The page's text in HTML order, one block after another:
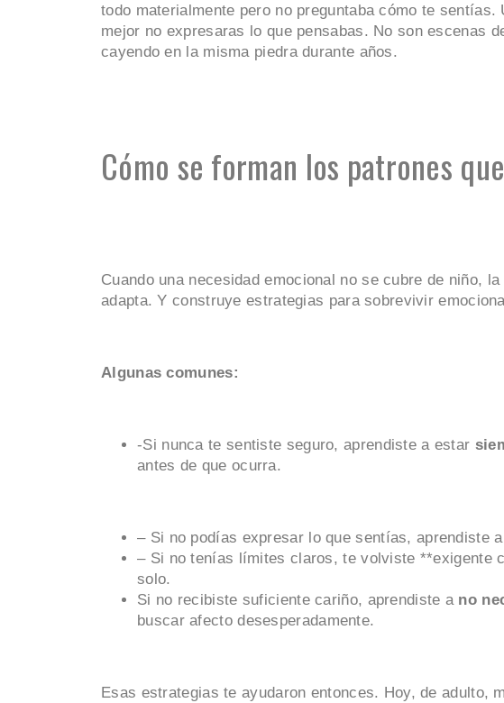
todo materialmente pero no preguntaba cómo te sentías.
mejor no expresaras lo que pensabas. No son escenas
cayendo en la misma piedra durante años.
Cómo se forman los patrones
Cuando una necesidad emocional no se cubre de niño,
adapta. Y construye estrategias para sobrevivir
Algunas comunes:
-Si nunca te sentiste seguro, aprendiste a estar
antes de que ocurra.
– Si no podías expresar lo que sentías, aprendiste a
– Si no tenías límites claros, te volviste **exigente
solo.
Si no recibiste suficiente cariño, aprendiste a no
buscar afecto desesperadamente.
Esas estrategias te ayudaron entonces. Hoy, de adulto,